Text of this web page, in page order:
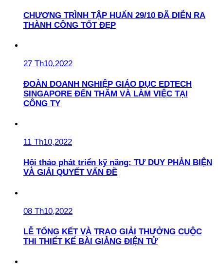
CHƯƠNG TRÌNH TẬP HUẤN 29/10 ĐÃ DIỄN RA
THÀNH CÔNG TỐT ĐẸP
27 Th10,2022
ĐOÀN DOANH NGHIỆP GIÁO DỤC EDTECH
SINGAPORE ĐẾN THĂM VÀ LÀM VIỆC TẠI
CÔNG TY
11 Th10,2022
Hội thảo phát triển kỹ năng: TƯ DUY PHẢN BIỆN
VÀ GIẢI QUYẾT VẤN ĐỀ
08 Th10,2022
LỄ TỔNG KẾT VÀ TRAO GIẢI THƯỞNG CUỘC
THI THIẾT KẾ BÀI GIẢNG ĐIỆN TỬ